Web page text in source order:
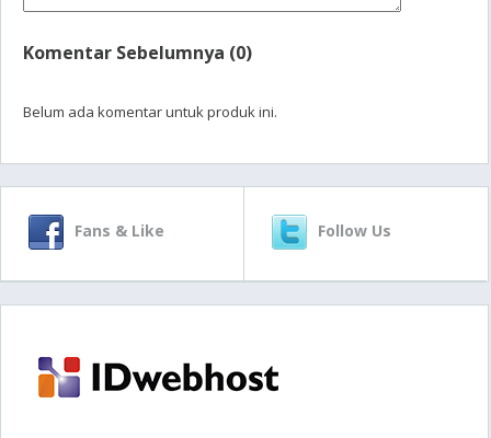
Komentar Sebelumnya (0)
Belum ada komentar untuk produk ini.
Fans & Like Follow Us